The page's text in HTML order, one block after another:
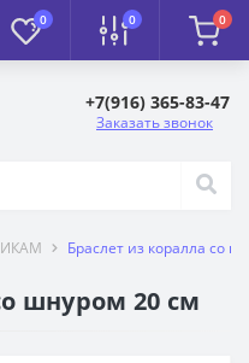
0 0 0
+7(916) 365-83-47
Заказать звонок
Браслет из коралла со
шнуром 20 см